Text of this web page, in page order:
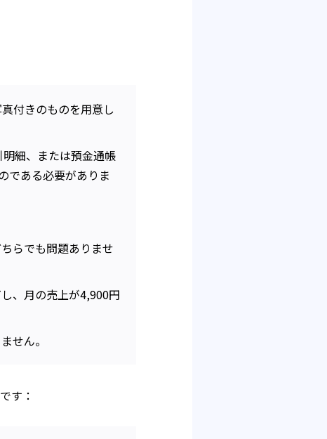
付きのものを用意し
細、または預金通帳
である必要がありま
らでも問題ありませ
、月の売上が4,900円
せん。
す：